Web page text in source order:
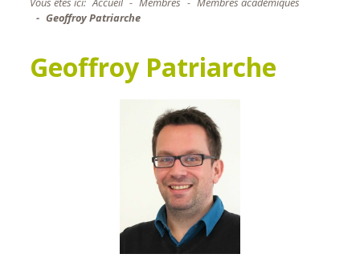
Geoffroy Patriarche
Geoffroy Patriarche